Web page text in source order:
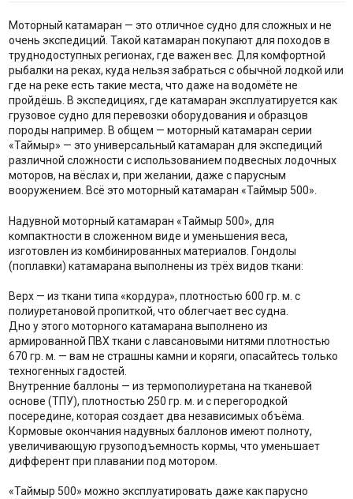
Моторный катамаран — это отличное судно для сложных и не
очень экспедиций. Такой катамаран покупают для походов в
труднодоступных регионах, где важен вес. Для комфортной
рыбалки на реках, куда нельзя забраться с обычной лодкой или
где на реке есть такие места, что даже на водомёте не
пройдёшь. В экспедициях, где катамаран эксплуатируется как
грузовое судно для перевозки оборудования и образцов
породы например. В общем — моторный катамаран серии
«Таймыр» — это универсальный катамаран для экспедиций
различной сложности с использованием подвесных лодочных
моторов, на вёслах и, при желании, даже с парусным
вооружением. Всё это моторный катамаран «Таймыр 500».
Надувной моторный катамаран «Таймыр 500», для
компактности в сложенном виде и уменьшения веса,
изготовлен из комбинированных материалов. Гондолы
(поплавки) катамарана выполнены из трёх видов ткани:
Верх — из ткани типа «кордура», плотностью 600 гр. м. с
полиуретановой пропиткой, что облегчает вес судна.
Дно у этого моторного катамарана выполнено из
армированной ПВХ ткани с лавсановыми нитями плотностью
670 гр. м. — вам не страшны камни и коряги, опасайтесь только
техногенных гадостей.
Внутренние баллоны — из термополиуретана на тканевой
основе (ТПУ), плотностью 250 гр. м. и с перегородкой
посередине, которая создает два независимых объёма.
Кормовые окончания надувных баллонов имеют полноту,
увеличивающую грузоподъемность кормы, что уменьшает
дифферент при плавании под мотором.
«Таймыр 500» можно эксплуатировать даже как парусно